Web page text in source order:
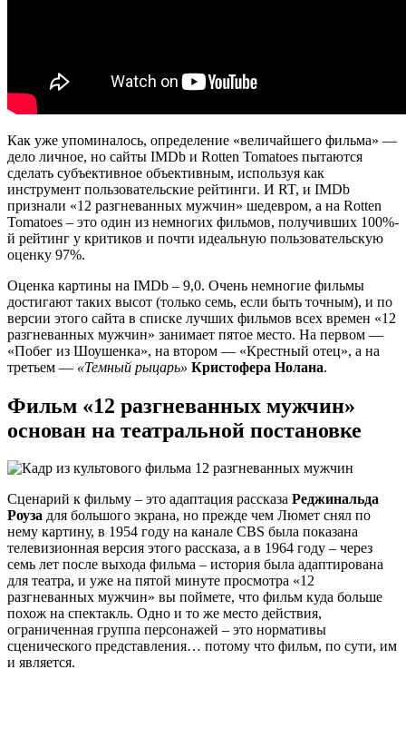
Как уже упоминалось, определение «величайшего фильма» —
дело личное, но сайты IMDb и Rotten Tomatoes пытаются
сделать субъективное объективным, используя как
инструмент пользовательские рейтинги. И RT, и IMDb
признали «12 разгневанных мужчин» шедевром, а на Rotten
Tomatoes – это один из немногих фильмов, получивших 100%-
й рейтинг у критиков и почти идеальную пользовательскую
оценку 97%.
Оценка картины на IMDb – 9,0. Очень немногие фильмы
достигают таких высот (только семь, если быть точным), и по
версии этого сайта в списке лучших фильмов всех времен «12
разгневанных мужчин» занимает пятое место. На первом —
«Побег из Шоушенка», на втором — «Крестный отец», а на
третьем — «Темный рыцарь» Кристофера Нолана.
Фильм «12 разгневанных мужчин»
основан на театральной постановке
Сценарий к фильму – это адаптация рассказа Реджинальда
Роуза для большого экрана, но прежде чем Люмет снял по
нему картину, в 1954 году на канале CBS была показана
телевизионная версия этого рассказа, а в 1964 году – через
семь лет после выхода фильма – история была адаптирована
для театра, и уже на пятой минуте просмотра «12
разгневанных мужчин» вы поймете, что фильм куда больше
похож на спектакль. Одно и то же место действия,
ограниченная группа персонажей – это нормативы
сценического представления… потому что фильм, по сути, им
и является.